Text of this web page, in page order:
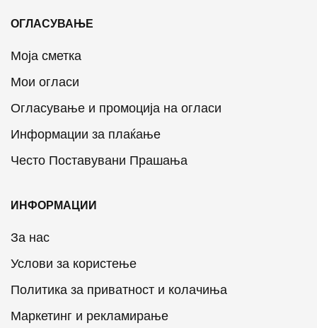
ОГЛАСУВАЊЕ
Моја сметка
Мои огласи
Огласување и промоција на огласи
Информации за плаќање
Често Поставувани Прашања
ИНФОРМАЦИИ
За нас
Услови за користење
Политика за приватност и колачиња
Маркетинг и рекламирање